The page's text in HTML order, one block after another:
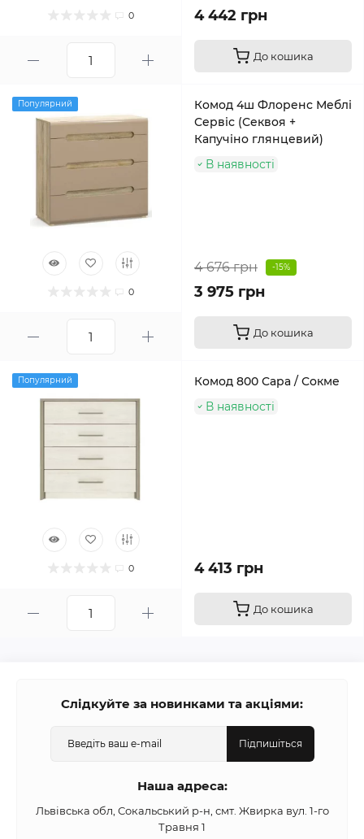
0 4 442 грн
До кошика
Популярний
0
Комод 4ш Флоренс Меблі
Сервіс (Секвоя +
Капучіно глянцевий)
В наявності
4 676 грн -15%
3 975 грн
До кошика
Популярний
0
Комод 800 Сара / Сокме
В наявності
4 413 грн
До кошика
Слідкуйте за новинками та акціями:
Підпишіться
Наша адреса:
Львівська обл, Сокальський р-н, смт. Жвирка вул. 1-го
Травня 1